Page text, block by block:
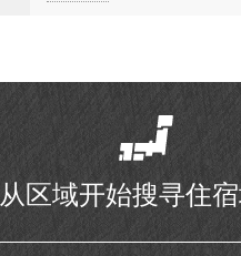
从区域开始搜寻住